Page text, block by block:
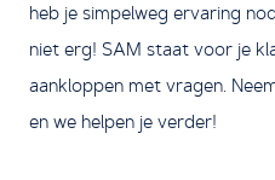
heb je simpelweg ervaring
niet erg! SAM staat voor je
aankloppen met vragen.
en we helpen je verder!